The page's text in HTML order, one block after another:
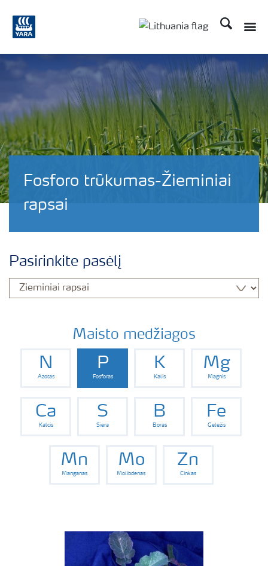
Ieškoti
Fosforo trūkumas-Žieminiai
rapsai
Pasirinkite pasėlį
Maisto medžiagos
N
Azotas
P
Fosforas
K
Kalis
Mg
Magnis
Ca
Kalcis
S
Siera
B
Boras
Fe
Geležis
Mn
Manganas
Mo
Molibdenas
Zn
Cinkas